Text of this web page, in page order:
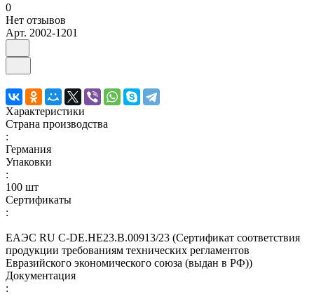
0
Нет отзывов
Арт. 2002-1201
Характеристики
Страна производства
:
Германия
Упаковки
:
100 шт
Сертификаты
:
ЕАЭС RU С-DE.НЕ23.В.00913/23 (Сертификат соответствия
продукции требованиям технических регламентов
Евразийского экономического союза (выдан в РФ))
Документация
: